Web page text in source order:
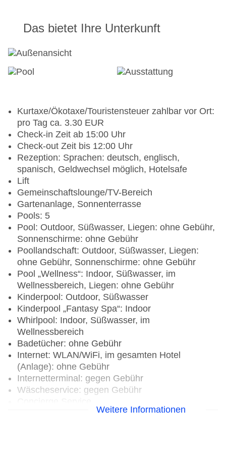
Das bietet Ihre Unterkunft
Kurtaxe/Ökotaxe/Touristensteuer zahlbar vor Ort:
pro Tag ca. 3.30 EUR
Check-in Zeit ab 15:00 Uhr
Check-out Zeit bis 12:00 Uhr
Rezeption: Sprachen: deutsch, englisch,
spanisch, Geldwechsel möglich, Hotelsafe
Lift
Gemeinschaftslounge/TV-Bereich
Gartenanlage, Sonnenterrasse
Pools: 5
Pool: Outdoor, Süßwasser, Liegen: ohne Gebühr,
Sonnenschirme: ohne Gebühr
Poollandschaft: Outdoor, Süßwasser, Liegen:
ohne Gebühr, Sonnenschirme: ohne Gebühr
Pool „Wellness“: Indoor, Süßwasser, im
Wellnessbereich, Liegen: ohne Gebühr
Kinderpool: Outdoor, Süßwasser
Kinderpool „Fantasy Spa“: Indoor
Whirlpool: Indoor, Süßwasser, im
Wellnessbereich
Badetücher: ohne Gebühr
Internet: WLAN/WiFi, im gesamten Hotel
(Anlage): ohne Gebühr
Internetterminal: gegen Gebühr
Wäscheservice: gegen Gebühr
Zahlungsarten: TUI Card / VISA, MasterCard,
Weitere Informationen